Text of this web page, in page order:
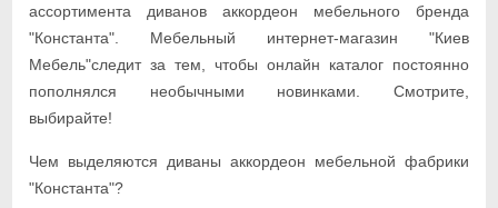
ассортимента диванов аккордеон мебельного бренда
"Константа". Мебельный интернет-магазин "Киев
Мебель"следит за тем, чтобы онлайн каталог постоянно
пополнялся необычными новинками. Смотрите,
выбирайте!
Чем выделяются диваны аккордеон мебельной фабрики
"Константа"?